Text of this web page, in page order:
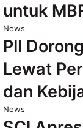
untuk
News
PII
Lewat
dan
News